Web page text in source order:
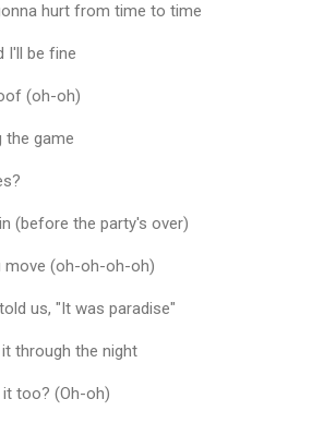
hurt from time to time
I'll be fine
(oh-oh)
the game
(before the party's over)
move (oh-oh-oh-oh)
us, "It was paradise"
through the night
too? (Oh-oh)